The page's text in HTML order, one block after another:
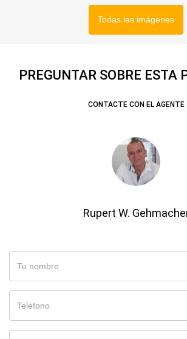
Todas las imágenes
PREGUNTAR SOBRE ESTA
CONTACTE CON EL AGENTE
Rupert W.